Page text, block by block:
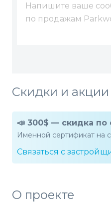
Скидки и
📣 300$ — скидка по
Именной сертификат на
Связаться с
О проекте